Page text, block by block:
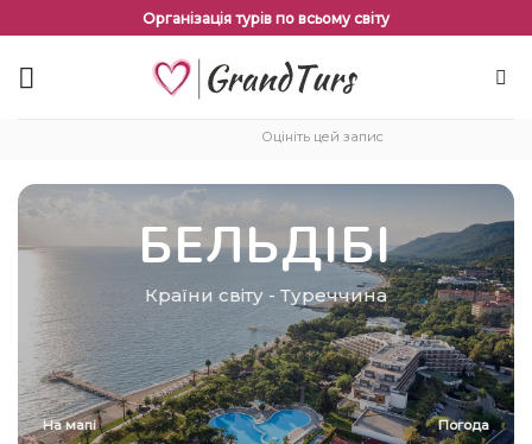
змісту
Організація турів по всьому світу
Оцініть цей запис
БЕЛЬДІБІ
Країни світу - Туреччина
На мапі Погода